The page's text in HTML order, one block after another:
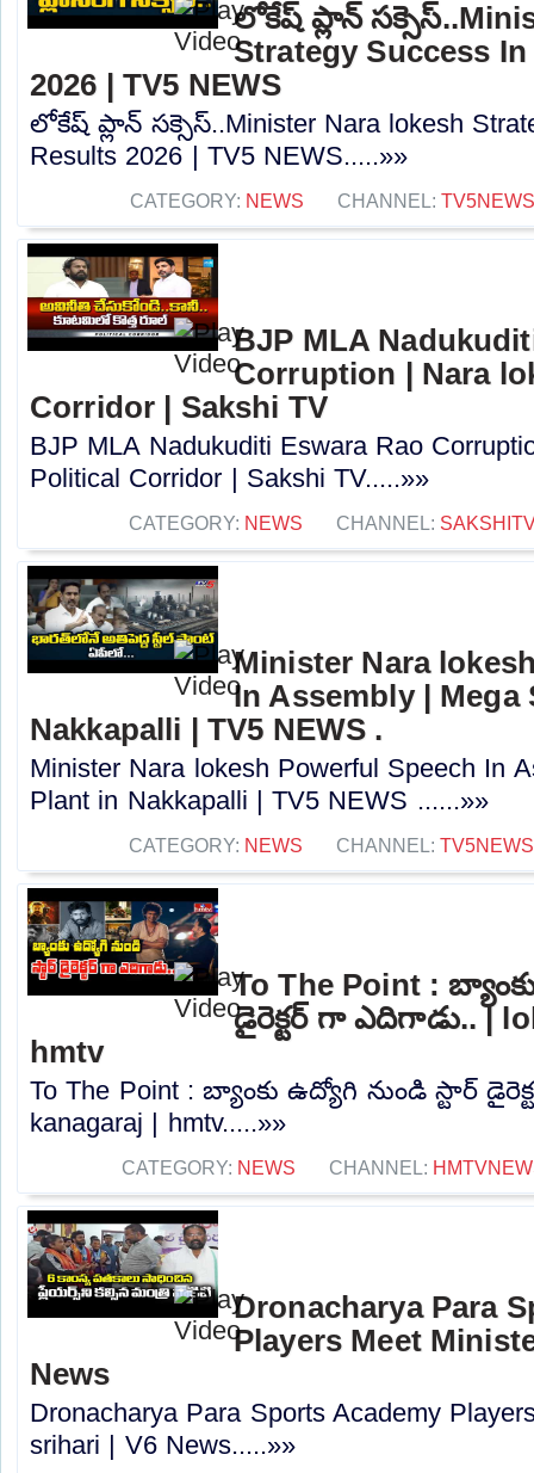
లోకేష్ ప్లాన్
Strategy Success
2026 | TV5 NEWS
లోకేష్ ప్లాన్ సక్సెస్..Minister Nara lokesh
Results 2026 | TV5 NEWS.....»»
CATEGORY: NEWS CHANNEL: TV5NEWS
BJP MLA
Corruption | Nara
Corridor | Sakshi TV
BJP MLA Nadukuditi Eswara Rao
Political Corridor | Sakshi TV.....»»
CATEGORY: NEWS CHANNEL:
Minister Nara
In Assembly | Mega
Nakkapalli | TV5 NEWS .
Minister Nara lokesh Powerful Speech In
Plant in Nakkapalli | TV5 NEWS ......»»
CATEGORY: NEWS CHANNEL: TV5NEWS
To The Point :
డైరెక్టర్ గా ఎదిగాడు.. |
hmtv
To The Point : బ్యాంకు ఉద్యోగి నుండి స్టార్
kanagaraj | hmtv.....»»
CATEGORY: NEWS CHANNEL:
Dronacharya Para
Players Meet
News
Dronacharya Para Sports Academy
srihari | V6 News.....»»